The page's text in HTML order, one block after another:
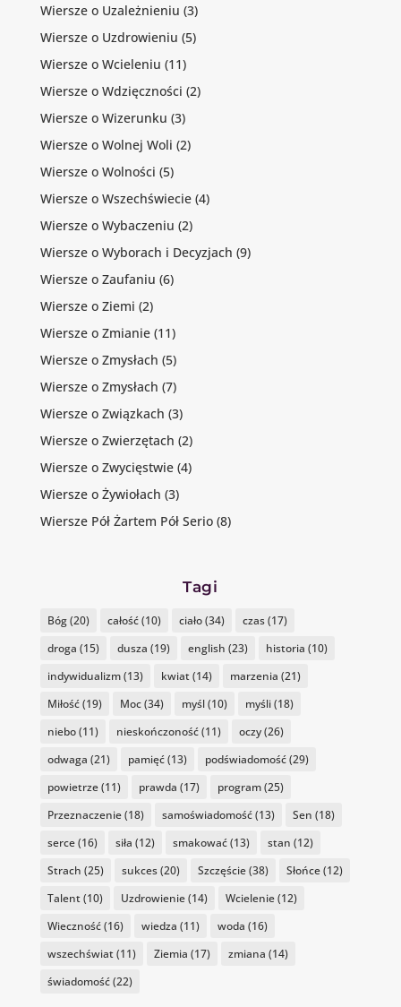
Wiersze o Uzależnieniu (3)
Wiersze o Uzdrowieniu (5)
Wiersze o Wcieleniu (11)
Wiersze o Wdzięczności (2)
Wiersze o Wizerunku (3)
Wiersze o Wolnej Woli (2)
Wiersze o Wolności (5)
Wiersze o Wszechświecie(4)
Wiersze o Wybaczeniu (2)
Wiersze o Wyborach i Decyzjach (9)
Wiersze o Zaufaniu (6)
Wiersze o Ziemi (2)
Wiersze o Zmianie(11)
Wiersze o Zmysłach (5)
Wiersze o Zmysłach (7)
Wiersze o Związkach (3)
Wiersze o Zwierzętach (2)
Wiersze o Zwycięstwie(4)
Wiersze o Żywiołach (3)
Wiersze Pół Żartem Pół Serio(8)
Tagi
Bóg(20) całość(10) ciało(34) czas(17)
droga (15) dusza (19) english (23) historia (10)
indywidualizm(13) kwiat(14) marzenia (21)
Miłość(19) Moc(34) myśl(10) myśli(18)
niebo(11) nieskończoność(11) oczy(26)
odwaga (21) pamięć(13) podświadomość(29)
powietrze(11) prawda (17) program(25)
Przeznaczenie(18) samoświadomość(13) Sen (18)
serce(16) siła (12) smakować(13) stan (12)
Strach (25) sukces(20) Szczęście(38) Słońce(12)
Talent(10) Uzdrowienie(14) Wcielenie(12)
Wieczność(16) wiedza (11) woda (16)
wszechświat(11) Ziemia (17) zmiana (14)
świadomość(22)